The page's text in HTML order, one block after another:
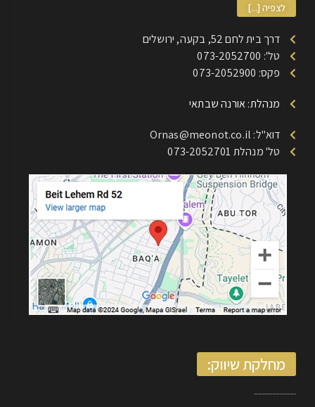
לצפיה [...]
דרך בית לחם 52, בקעה, ירושלים
טל': 073-2052700
פקס: 073-2052900
מנהלת: אורנה שבתאי
דוא"ל: Ornas@meonot.co.il
טל' מנהלת 073-2052701
מחלקת שיווק: